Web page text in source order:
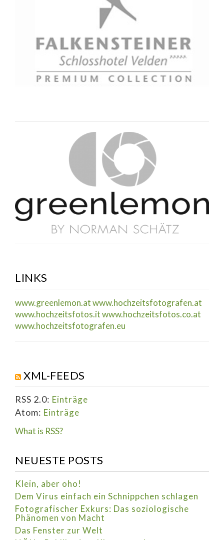
LINKS
www.greenlemon.atwww.hochzeitsfotografen.at
www.hochzeitsfotos.itwww.hochzeitsfotos.co.at
www.hochzeitsfotografen.eu
XML-FEEDS
RSS 2.0: Einträge
Atom: Einträge
What is RSS?
NEUESTE POSTS
Klein, aber oho!
Dem Virus einfach ein Schnippchen schlagen
Fotografischer Exkurs: Das soziologische
Phänomen von Macht
Das Fenster zur Welt